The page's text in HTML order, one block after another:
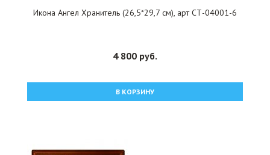
Икона Ангел Хранитель (26,5*29,7 см), арт СТ-04001-6
4 800 руб.
В КОРЗИНУ